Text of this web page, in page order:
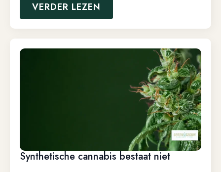
VERDER LEZEN
Synthetische cannabis bestaat niet